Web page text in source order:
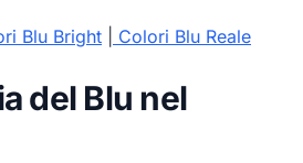
Blu Bright Colori Blu Reale
del Blu nel